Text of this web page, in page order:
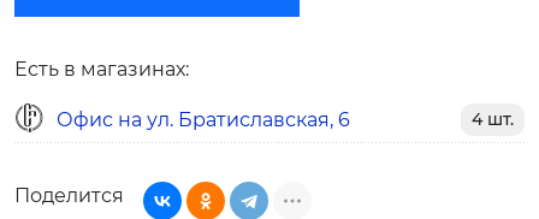
Есть в магазинах:
Офис на ул. Братиславская, 6 4 шт.
Поделится